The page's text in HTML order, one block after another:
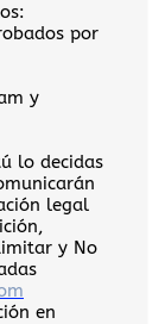
por
y
lo decidas
legal
y No
en